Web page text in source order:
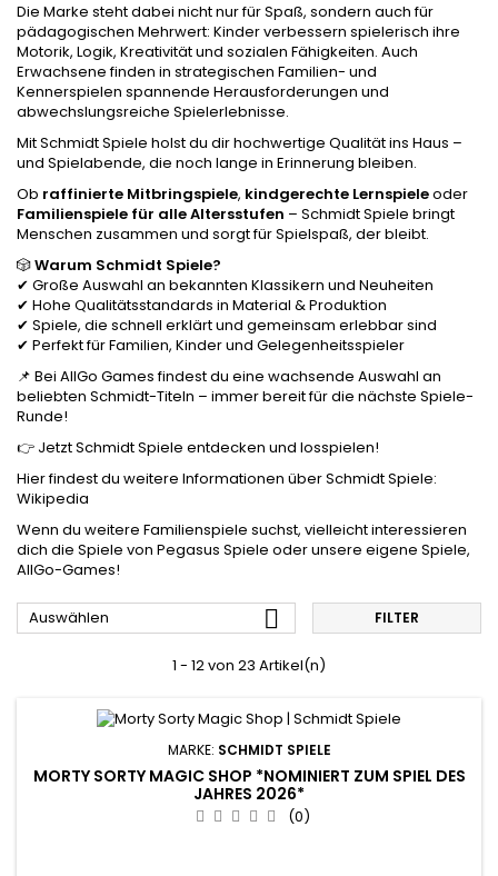
Die Marke steht dabei nicht nur für Spaß, sondern auch für
pädagogischen Mehrwert: Kinder verbessern spielerisch ihre
Motorik, Logik, Kreativität und sozialen Fähigkeiten. Auch
Erwachsene finden in strategischen Familien- und
Kennerspielen spannende Herausforderungen und
abwechslungsreiche Spielerlebnisse.
Mit Schmidt Spiele holst du dir hochwertige Qualität ins Haus –
und Spielabende, die noch lange in Erinnerung bleiben.
Ob raffinierte Mitbringspiele, kindgerechte Lernspieleoder
Familienspiele für alle Altersstufen – Schmidt Spiele bringt
Menschen zusammen und sorgt für Spielspaß, der bleibt.
🎲Warum Schmidt Spiele?
✔ Große Auswahl an bekannten Klassikern und Neuheiten
✔ Hohe Qualitätsstandards in Material & Produktion
✔ Spiele, die schnell erklärt und gemeinsam erlebbar sind
✔ Perfekt für Familien, Kinder und Gelegenheitsspieler
📌 Bei AllGo Games findest du eine wachsende Auswahl an
beliebten Schmidt-Titeln – immer bereit für die nächste Spiele-
Runde!
👉 Jetzt Schmidt Spiele entdecken und losspielen!
Hier findest du weitere Informationen über Schmidt Spiele:
Wikipedia
Wenn du weitere Familienspiele suchst, vielleicht interessieren
dich die Spiele von Pegasus Spiele oder unsere eigene Spiele,
AllGo-Games!
Auswählen  FILTER
1 - 12 von 23 Artikel(n)
MARKE: SCHMIDT SPIELE
MORTY SORTY MAGIC SHOP *NOMINIERT ZUM SPIEL DES
JAHRES 2026*
(0)